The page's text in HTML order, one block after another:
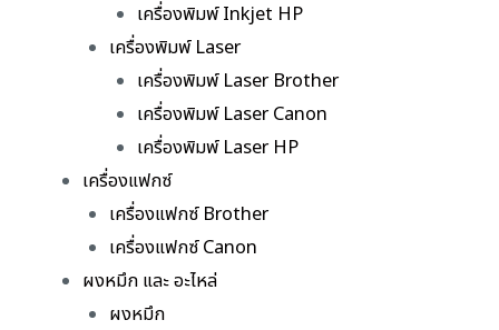
เครื่องพิมพ์ Inkjet HP
เครื่องพิมพ์ Laser
เครื่องพิมพ์ Laser Brother
เครื่องพิมพ์ Laser Canon
เครื่องพิมพ์ Laser HP
เครื่องแฟกซ์
เครื่องแฟกซ์ Brother
เครื่องแฟกซ์ Canon
ผงหมึก และ อะไหล่
ผงหมึก